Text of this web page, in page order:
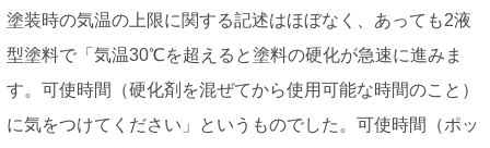
塗装時の気温の上限に関する記述はほぼなく、あっても2液
型塗料で「気温30℃を超えると塗料の硬化が急速に進みま
す。可使時間（硬化剤を混ぜてから使用可能な時間のこと）
に気をつけてください」というものでした。可使時間（ポッ